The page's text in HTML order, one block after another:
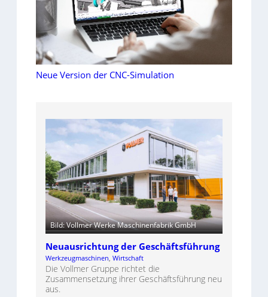
Neue Version der CNC-Simulation
Bild: Vollmer Werke Maschinenfabrik GmbH
Neuausrichtung der Geschäftsführung
Werkzeugmaschinen Wirtschaft
Die Vollmer Gruppe richtet die
Zusammensetzung ihrer Geschäftsführung neu
aus.